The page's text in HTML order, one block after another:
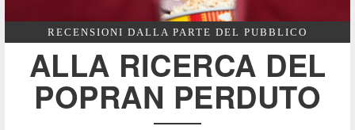
RECENSIONI DALLA PARTE DEL PUBBLICO
ALLA RICERCA DEL
POPRAN PERDUTO